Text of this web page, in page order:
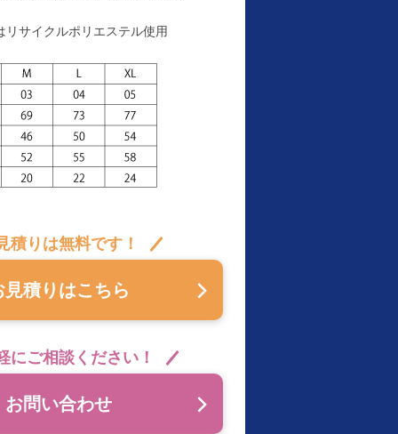
リサイクルポリエステル使用
積りは無料です！
見積りはこちら
にご相談ください！
お問い合わせ